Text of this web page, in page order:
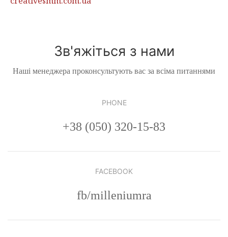
Зв'яжіться з нами
Наші менеджера проконсультують вас за всіма питаннями
PHONE
+38 (050) 320-15-83
FACEBOOK
fb/milleniumra